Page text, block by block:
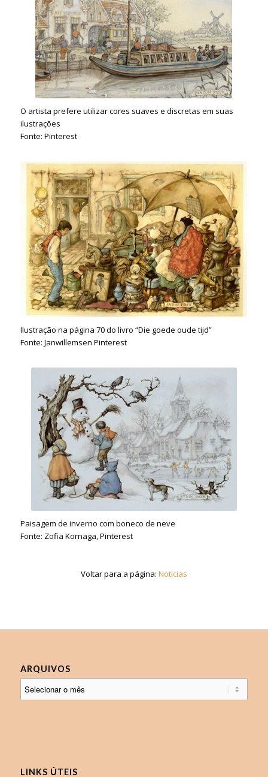
O artista prefere utilizar cores suaves e discretas em suas
ilustrações
Fonte: Pinterest
Ilustração na página 70 do livro “Die goede oude tijd”
Fonte: Janwillemsen Pinterest
Paisagem de inverno com boneco de neve
Fonte: Zofia Kornaga, Pinterest
Voltar para a página: Notícias
ARQUIVOS
LINKS ÚTEIS